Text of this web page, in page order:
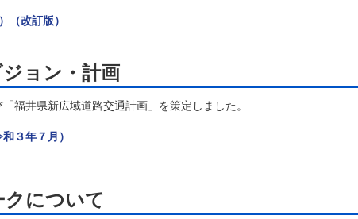
（改訂版）
ョン・計画
福井県新広域道路交通計画」を策定しました。
３年７月）
について